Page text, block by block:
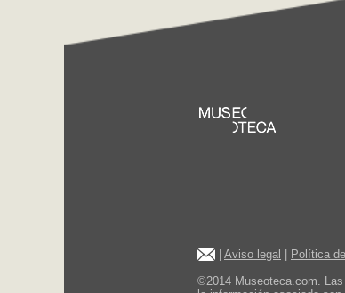
Aviso legal
Política
©2014 Museoteca.com.